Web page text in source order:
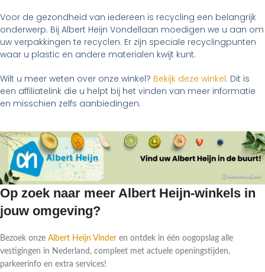
Voor de gezondheid van iedereen is recycling een belangrijk
onderwerp. Bij Albert Heijn Vondellaan moedigen we u aan om
uw verpakkingen te recyclen. Er zijn speciale recyclingpunten
waar u plastic en andere materialen kwijt kunt.
Wilt u meer weten over onze winkel? Bekijk deze winkel. Dit is
een affiliatelink die u helpt bij het vinden van meer informatie
en misschien zelfs aanbiedingen.
Op zoek naar meer Albert Heijn-winkels in
jouw omgeving?
Bezoek onze Albert Heijn Vinder en ontdek in één oogopslag alle
vestigingen in Nederland, compleet met actuele openingstijden,
parkeerinfo en extra services!